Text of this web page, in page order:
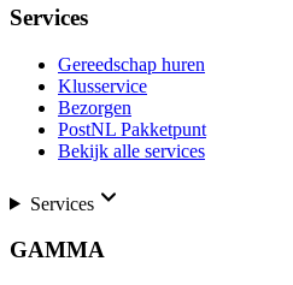
Services
Gereedschap huren
Klusservice
Bezorgen
PostNL Pakketpunt
Bekijk alle services
Services
GAMMA